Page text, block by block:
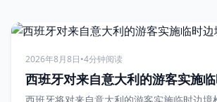
2026年8月8日•4分钟阅读
西班牙对来自意大利的游客实施